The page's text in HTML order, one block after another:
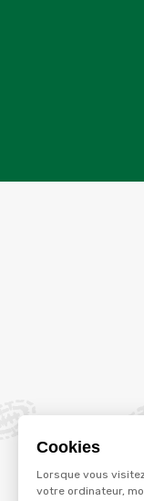
Cookies
Lorsque vous
votre ordinateur,